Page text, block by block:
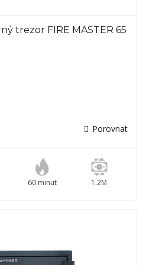
trezor FIRE MASTER 65
Porovnat
60 minut 1.2M